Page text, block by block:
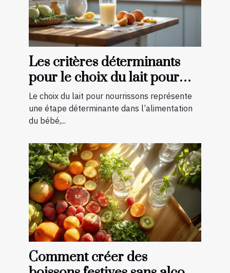
Les critères déterminants
pour le choix du lait pour
nourrissons
Le choix du lait pour nourrissons représente
une étape déterminante dans l’alimentation
du bébé,...
Comment créer des